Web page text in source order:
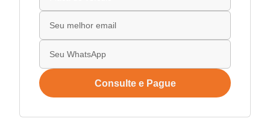
Consulte e Pague